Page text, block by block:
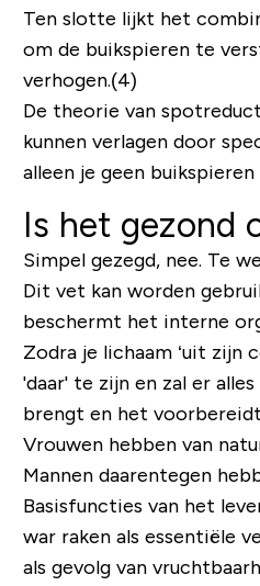
Ten slotte lijkt het
om de buikspieren te
verhogen.(4)
De theorie van
kunnen verlagen door
alleen je geen buikspieren
Is het gezond
Simpel gezegd, nee. Te
Dit vet kan worden
beschermt het interne
Zodra je lichaam ‘uit
'daar' te zijn en zal er
brengt en het
Vrouwen hebben van
Mannen daarentegen
Basisfuncties van het
war raken als essentiële
als gevolg van